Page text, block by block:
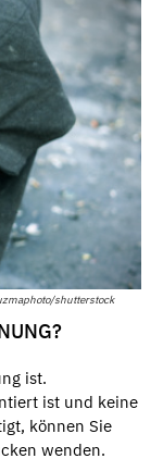
shutterstock
ist.
ist und keine
können Sie
wenden.